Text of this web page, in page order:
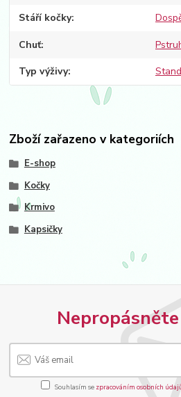
Stáří kočky
Chuť
Typ výživy
Zboží zařazeno v kategoriích
E-shop
Kočky
Krmivo
Kapsičky
Souhlasím se zpracováním osobních